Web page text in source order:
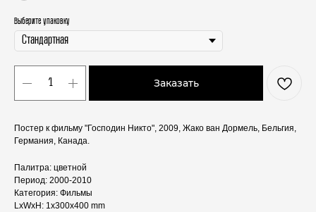
Выберите упаковку
Заказать
Постер к фильму "Господин Никто", 2009, Жако ван Дормель, Бельгия,
Германия, Канада.
Палитра: цветной
Период: 2000-2010
Категория: Фильмы
LxWxH: 1x300x400 mm